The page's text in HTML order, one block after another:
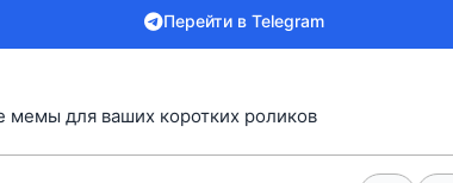
Перейти в Telegram
мемы для ваших коротких роликов